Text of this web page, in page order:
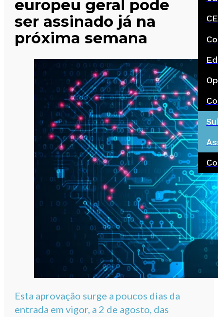
europeu geral pode
ser assinado já na
próxima semana
Esta aprovação surge a poucos dias da
entrada em vigor, a 2 de agosto, das